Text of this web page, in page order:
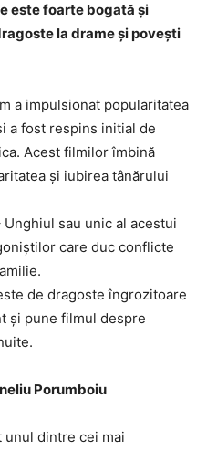
este foarte bogată și
la drame și povești
a impulsionat popularitatea
a fost respins initial de
Acest filmilor îmbină
și iubirea tânărului
sau unic al acestui
care duc conflicte
de dragoste îngrozitoare
și pune filmul despre
Porumboiu
unul dintre cei mai